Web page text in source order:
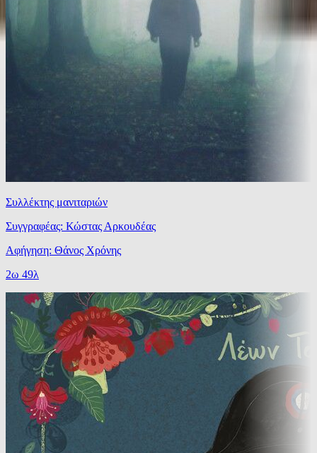
Συλλέκτης μανιταριών
Συγγραφέας: Κώστας Αρκουδέας
Αφήγηση: Θάνος Χρόνης
2ω 49λ